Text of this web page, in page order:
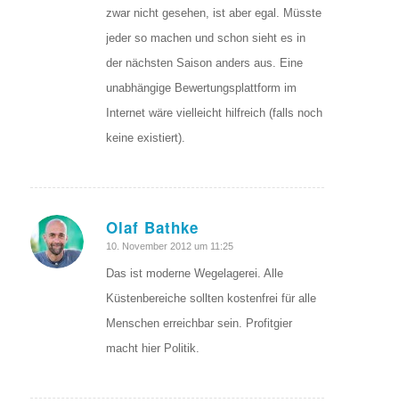
zwar nicht gesehen, ist aber egal. Müsste
jeder so machen und schon sieht es in
der nächsten Saison anders aus. Eine
unabhängige Bewertungsplattform im
Internet wäre vielleicht hilfreich (falls noch
keine existiert).
Olaf Bathke
sagte:
10. November 2012 um 11:25
Das ist moderne Wegelagerei. Alle
Küstenbereiche sollten kostenfrei für alle
Menschen erreichbar sein. Profitgier
macht hier Politik.